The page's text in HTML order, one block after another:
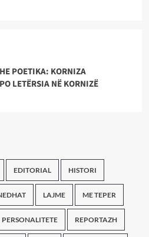
POETIKA: KORNIZA
LETËRSIA NË KORNIZË
EDITORIAL HISTORI
LAJME ME TEPER
PERSONALITETE REPORTAZH